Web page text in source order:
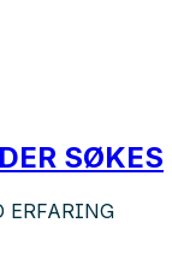
SØKES
ERFARING